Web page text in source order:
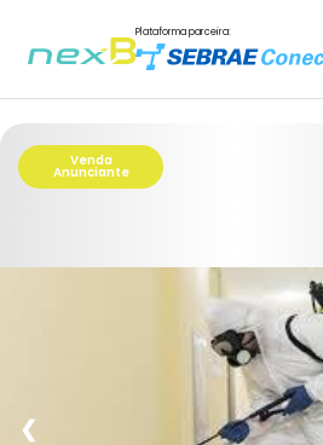
Plataforma parceira:
Venda
Anunciante
❮